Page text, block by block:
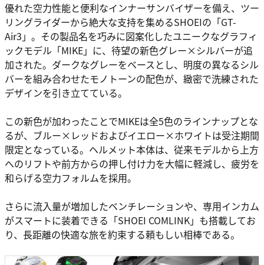
優れた空力性能と便利なインナーサンバイザーを備え、ツー
リングライダーから絶大な支持を集めるSHOEIの「GT-
Air3」。その製品名を巧みに図案化したユニークなグラフィ
ックモデル「MIKE」に、待望の新色グレー×シルバーが追
加された。ダークなグレーをベースとし、明度の異なるシル
バーを組み合わせたモノトーンの配色が、緻密で洗練された
デザインを引き立てている。
この新色が加わったことでMIKEは全5色のラインナップとな
るが、ブルー×レッドおよびイエロー×ホワイトは受注期間
限定となっている。ヘルメット本体は、従来モデルから上方
へのリフトや前方からの押し付け力を大幅に軽減し、疲労を
和らげる空力フォルムを採用。
さらに流入量が増加したベンチレーションや、専用インカム
がスマートに装着できる「SHOEI COMLINK」も搭載してお
り、長距離の快適な旅を約束する頼もしい相棒である。